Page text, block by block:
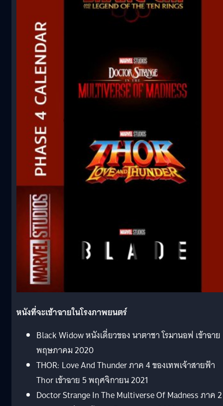
หนังที่จะเข้าฉายในโรงภาพยนตร์
Black Widow หนังเดี่ยวของ นาตาชา โรมานอฟ เข้าฉาย
พฤษภาคม 2020
THOR: Love And Thunder ภาค 4 ของเทพเจ้าสายฟ้า
Thor เข้าฉาย 5 พฤศจิกายน 2021
Doctor Strange In The Multiverse Of Madness ภาค 2